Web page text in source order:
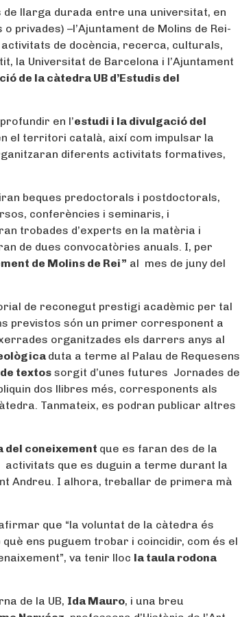
llarga durada entre una universitat, en
privades) –l’Ajuntament de Molins de Rei-
de docència, recerca, culturals,
la Universitat de Barcelona i l’Ajuntament
de la càtedra UB d’Estudis del
en l’estudi i la divulgació del
el territori català, així com impulsar la
diferents activitats formatives,
beques predoctorals i postdoctorals,
conferències i seminaris, i
trobades d’experts en la matèria i
de dues convocatòries anuals. I, per
de Molins de Rei” al mes de juny del
de reconegut prestigi acadèmic per tal
previstos són un primer corresponent a
organitzades els darrers anys al
duta a terme al Palau de Requesens
textos sorgit d’unes futures Jornades de
dos llibres més, corresponents als
Tanmateix, es podran publicar altres
coneixement que es faran des de la
que es duguin a terme durant la
Andreu. I alhora, treballar de primera mà
que “la voluntat de la càtedra és
ens puguem trobar i coincidir, com és el
va tenir lloc la taula rodona
de la UB, Ida Mauro, i una breu